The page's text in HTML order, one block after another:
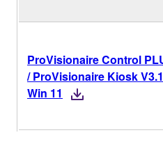
ProVisionaire Control
/ ProVisionaire Kiosk
Win 11